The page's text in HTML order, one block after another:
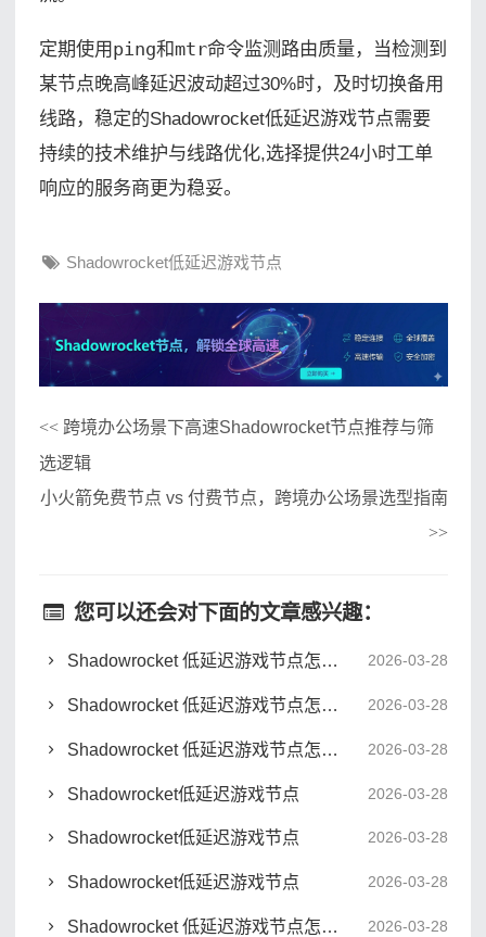
定期使用ping和mtr命令监测路由质量，当检测到
某节点晚高峰延迟波动超过30%时，及时切换备用
线路，稳定的Shadowrocket低延迟游戏节点需要
持续的技术维护与线路优化,选择提供24小时工单
响应的服务商更为稳妥。
Shadowrocket低延迟游戏节点
<<跨境办公场景下高速Shadowrocket节点推荐与筛
选逻辑
小火箭免费节点 vs 付费节点，跨境办公场景选型指南
>>
您可以还会对下面的文章感兴趣：
Shadowrocket 低延迟游戏节点怎么选才不卡 2026-03-28
Shadowrocket 低延迟游戏节点怎么选才不卡 2026-03-28
Shadowrocket 低延迟游戏节点怎么选才不卡 2026-03-28
Shadowrocket低延迟游戏节点 2026-03-28
Shadowrocket低延迟游戏节点 2026-03-28
Shadowrocket低延迟游戏节点 2026-03-28
Shadowrocket 低延迟游戏节点怎么选才稳 2026-03-28